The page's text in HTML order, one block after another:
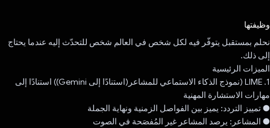
وظيفتها
نحلم بمستقبل يتوفّر فيه لكل شخص في العالم شخص للتحدّث إليه عندما يحتاج
إلى ذلك.
الميزات الرئيسية
1. ‫LIME (نموذج الذكاء الاستماعي للمشاعر(استنادًا إلى Gemini)) استنادًا إلى
مهارات الاستشارة المهنية
● تمييز التردد: يميز بين الفواصل الزمنية ونهاية الجملة
● المشاعر: يرصد المشاعر غير المُفصَحة في الصوت